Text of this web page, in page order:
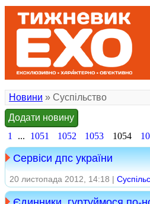
Новини » Суспільство
Додати новину
1
... 1051 1052 1053 1054
Сервіси дпс україни
20 листопада 2012, 14:18 |